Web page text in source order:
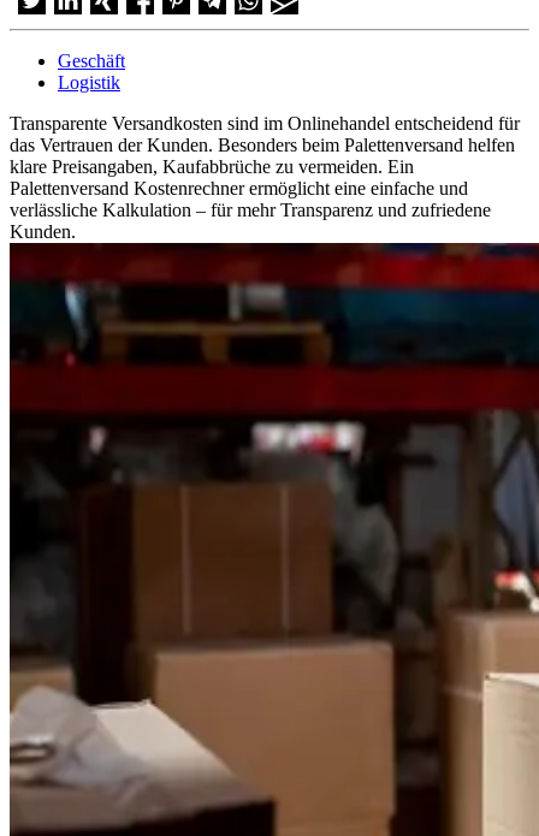
Geschäft
Logistik
Transparente Versandkosten sind im Onlinehandel entscheidend für
das Vertrauen der Kunden. Besonders beim Palettenversand helfen
klare Preisangaben, Kaufabbrüche zu vermeiden. Ein
Palettenversand Kostenrechner ermöglicht eine einfache und
verlässliche Kalkulation – für mehr Transparenz und zufriedene
Kunden.